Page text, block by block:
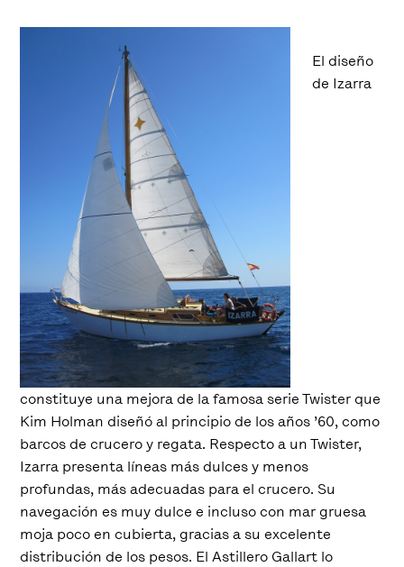
El diseño
de Izarra
constituye una mejora de la famosa serie Twister que
Kim Holman diseñó al principio de los años ’60, como
barcos de crucero y regata. Respecto a un Twister,
Izarra presenta líneas más dulces y menos
profundas, más adecuadas para el crucero. Su
navegación es muy dulce e incluso con mar gruesa
moja poco en cubierta, gracias a su excelente
distribución de los pesos. El Astillero Gallart lo